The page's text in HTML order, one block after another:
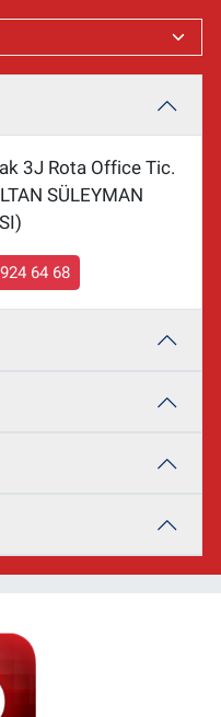
3J Rota Office Tic.
SÜLEYMAN
64 68